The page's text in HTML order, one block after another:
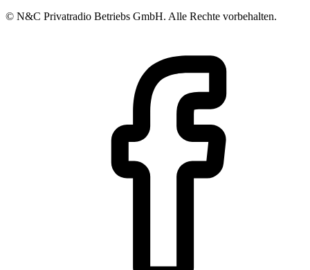
© N&C Privatradio Betriebs GmbH. Alle Rechte vorbehalten.